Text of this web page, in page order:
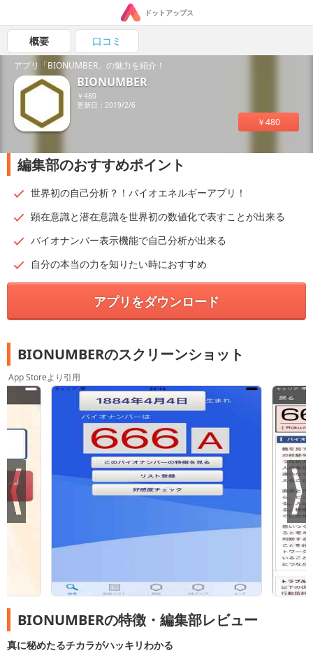
ドットアップス
概要 口コミ
アプリ「BIONUMBER」の魅力を紹介！
BIONUMBER
￥480
更新日：2019/2/6
￥480
編集部のおすすめポイント
世界初の自己分析？！バイオエネルギーアプリ！
顕在意識と潜在意識を世界初の数値化で表すことが出来る
バイオナンバー表示機能で自己分析が出来る
自分の本当の力を知りたい時におすすめ
アプリをダウンロード
BIONUMBERのスクリーンショット
App Storeより引用
BIONUMBERの特徴・編集部レビュー
真に秘めたるチカラがハッキリわかる